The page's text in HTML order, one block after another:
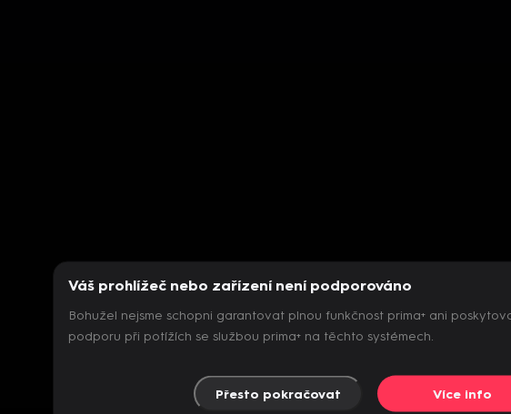
Váš prohlížeč nebo zařízení není podporováno
Bohužel nejsme schopni garantovat plnou funkčnost prima+ ani
podporu při potížích se službou prima+ na těchto systémech.
Přesto pokračovat Více info